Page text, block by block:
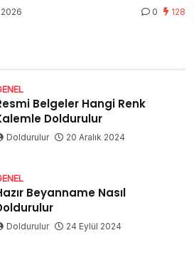
0 128
Belgeler Hangi Renk
Doldurulur
Doldurulur 20 Aralık 2024
Beyanname Nasıl
Doldurulur 24 Eylül 2024